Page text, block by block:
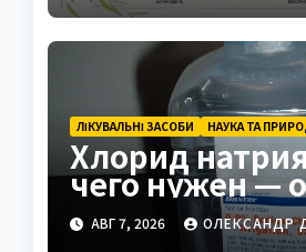
ЛІКУВАЛЬНІ ЗАСОБИ НАУКА ТА
Хлорид
чего нужен —
физраствора
АВГ 7, 2026 ОЛЕКСАНДР